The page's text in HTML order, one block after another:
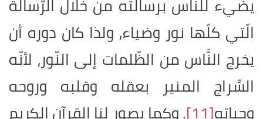
الّتي كلّها نور وضياء، ولذا كان دوره أن
يخرج النَّاس من الظّلمات إلى النّور، لأنّه
السِّراج المنير بعقله وقلبه وروحه
وحياته
.[11] وكما يصور لنا القرآن الكريم